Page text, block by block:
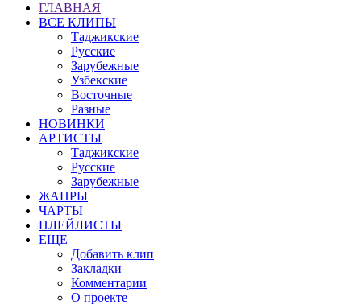
ГЛАВНАЯ
ВСЕ КЛИПЫ
Таджикские
Русские
Зарубежные
Узбекские
Восточные
Разные
НОВИНКИ
АРТИСТЫ
Таджикские
Русские
Зарубежные
ЖАНРЫ
ЧАРТЫ
ПЛЕЙЛИСТЫ
ЕЩЕ
Добавить клип
Закладки
Комментарии
О проекте